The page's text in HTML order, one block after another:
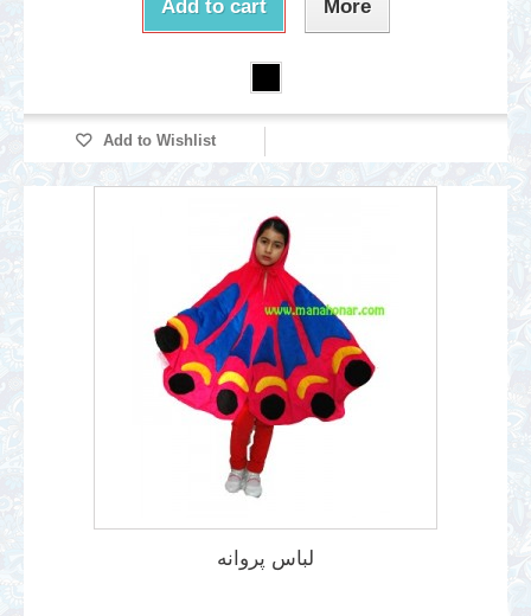
Add to cart More
Add to Wishlist
لباس پروانه